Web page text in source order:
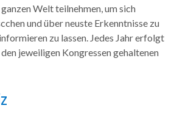
Welt teilnehmen, um sich
und über neuste Erkenntnisse zu
zu lassen. Jedes Jahr erfolgt
jeweiligen Kongressen gehaltenen